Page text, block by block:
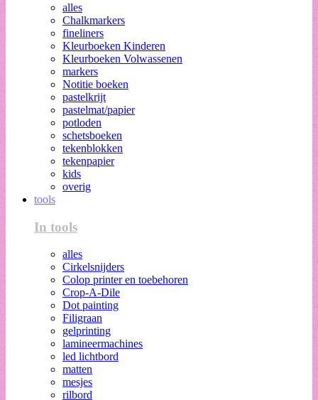
alles
Chalkmarkers
fineliners
Kleurboeken Kinderen
Kleurboeken Volwassenen
markers
Notitie boeken
pastelkrijt
pastelmat/papier
potloden
schetsboeken
tekenblokken
tekenpapier
kids
overig
tools
In tools
alles
Cirkelsnijders
Colop printer en toebehoren
Crop-A-Dile
Dot painting
Filigraan
gelprinting
lamineermachines
led lichtbord
matten
mesjes
rilbord